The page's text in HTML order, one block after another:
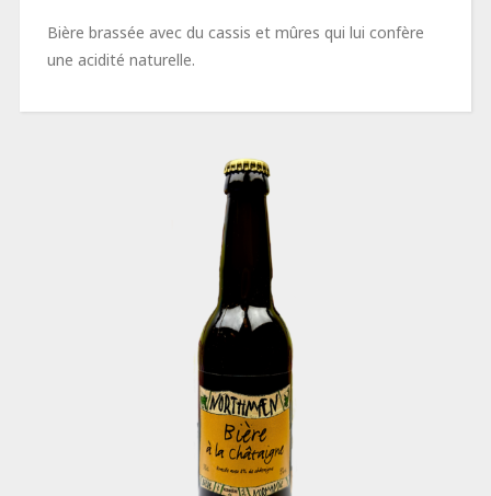
Bière brassée avec du cassis et mûres qui lui confère
une acidité naturelle.